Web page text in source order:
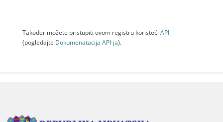
Također možete pristupiti ovom registru koristeći API
(pogledajte Dokumenаtаcijа API-jа).